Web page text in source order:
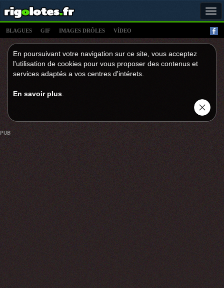
BLAGUES GIF IMAGES DRÔLES VÍDEO
En poursuivant votre navigation sur ce site, vous acceptez
l'utilisation de cookies pour vous proposer des contenus et
services adaptés a vos centres d'intérets.
En savoir plus
PUB